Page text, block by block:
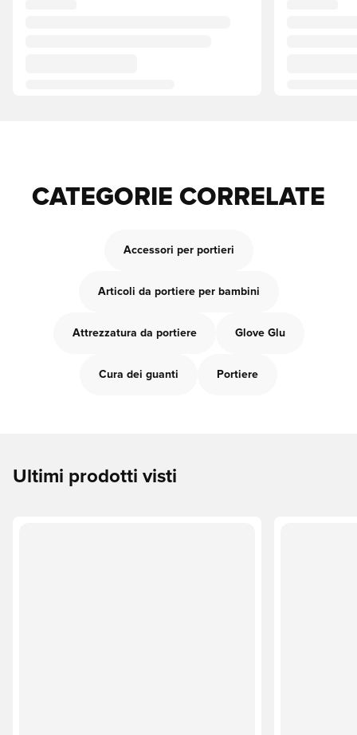
CATEGORIE CORRELATE
Accessori per portieri
Articoli da portiere per bambini
Attrezzatura da portiere Glove Glu
Cura dei guanti Portiere
Ultimi prodotti visti